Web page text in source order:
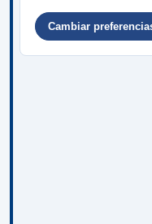
Cambiar